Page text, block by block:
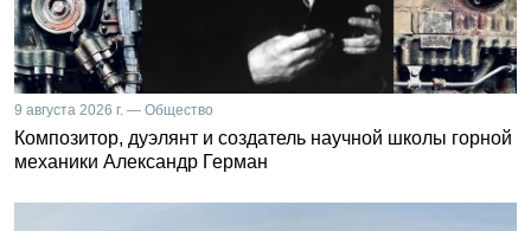
9 августа 2026 г. — Общество
Композитор, дуэлянт и создатель научной школы горной
механики Александр Герман